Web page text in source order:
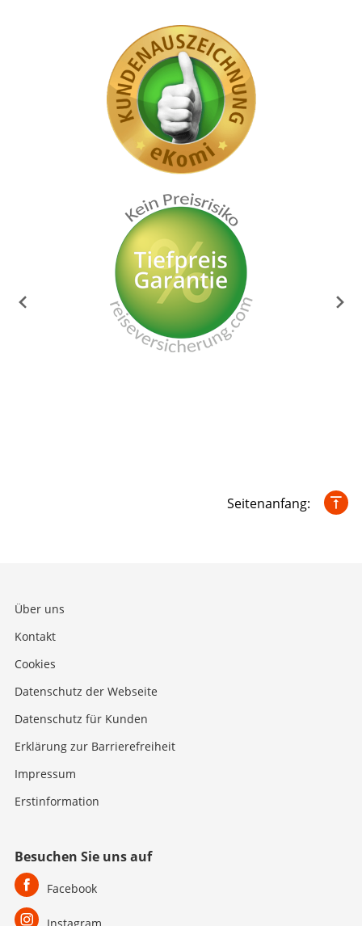
Seitenanfang:
Über uns
Kontakt
Cookies
Datenschutz der Webseite
Datenschutz für Kunden
Erklärung zur Barrierefreiheit
Impressum
Erstinformation
Besuchen Sie uns auf
Facebook